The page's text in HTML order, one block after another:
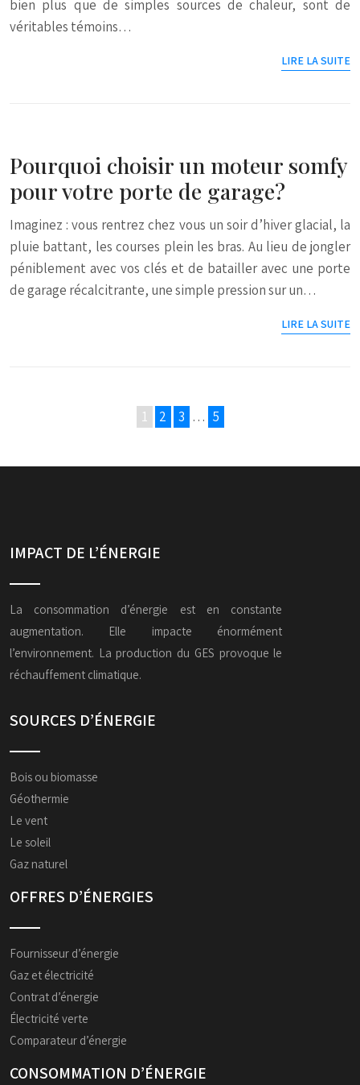
bien plus que de simples sources de chaleur, sont de
véritables témoins…
LIRE LA SUITE
Pourquoi choisir un moteur somfy
pour votre porte de garage?
Imaginez : vous rentrez chez vous un soir d’hiver glacial, la
pluie battant, les courses plein les bras. Au lieu de jongler
péniblement avec vos clés et de batailler avec une porte
de garage récalcitrante, une simple pression sur un…
LIRE LA SUITE
1 2 3 … 5
IMPACT DE L’ÉNERGIE
La consommation d’énergie est en constante
augmentation. Elle impacte énormément
l’environnement. La production du GES provoque le
réchauffement climatique.
SOURCES D’ÉNERGIE
Bois ou biomasse
Géothermie
Le vent
Le soleil
Gaz naturel
OFFRES D’ÉNERGIES
Fournisseur d’énergie
Gaz et électricité
Contrat d’énergie
Électricité verte
Comparateur d’énergie
CONSOMMATION D’ÉNERGIE